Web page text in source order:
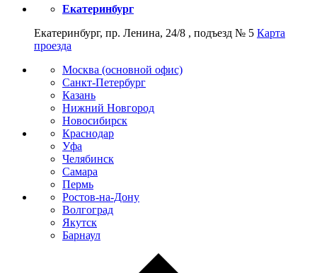
Екатеринбург
Екатеринбург, пр. Ленина, 24/8 , подъезд № 5 Карта
проезда
Москва (основной офис)
Санкт-Петербург
Казань
Нижний Новгород
Новосибирск
Краснодар
Уфа
Челябинск
Самара
Пермь
Ростов-на-Дону
Волгоград
Якутск
Барнаул